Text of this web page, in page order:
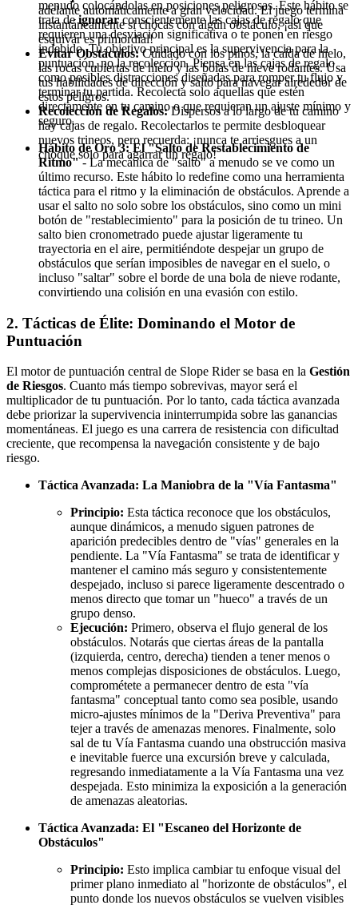
adelante automáticamente a gran velocidad. El juego termina
instantáneamente si chocas con algún obstáculo, ¡así que
esquivar es primordial!
Evitar Obstáculos:Cuidado con los pinos, la caída de hielo,
las rocas cubiertas de hielo y las bolas de nieve rodantes. Usa
tus habilidades de dirección y salto para navegar alrededor de
estos peligros.
Recolección de Regalos:Dispersos a lo largo de tu camino
hay cajas de regalo. Recolectarlos te permite desbloquear
nuevos trineos, pero recuerda: ¡nunca te arriesgues a un
choque solo para agarrar un regalo!
menudo colocándolas en posiciones peligrosas. Este hábito se
trata deignorarconscientemente las cajas de regalo que
requieren una desviación significativa o te ponen en riesgo
indebido. Tu objetivo principal es la supervivencia para la
puntuación, no la recolección. Piensa en las cajas de regalo
como posibles distracciones diseñadas para romper tu flujo y
terminar tu partida. Recolecta solo aquellas que estén
directamente en tu camino o que requieran un ajuste mínimo y
seguro.
Hábito de Oro 3: El "Salto de Restablecimiento de
Ritmo"- La mecánica de "salto" a menudo se ve como un
último recurso. Este hábito lo redefine como una herramienta
táctica para el ritmo y la eliminación de obstáculos. Aprende a
usar el salto no solo sobre los obstáculos, sino como un mini
botón de "restablecimiento" para la posición de tu trineo. Un
salto bien cronometrado puede ajustar ligeramente tu
trayectoria en el aire, permitiéndote despejar un grupo de
obstáculos que serían imposibles de navegar en el suelo, o
incluso "saltar" sobre el borde de una bola de nieve rodante,
convirtiendo una colisión en una evasión con estilo.
2. Tácticas de Élite: Dominando el Motor de
Puntuación
El motor de puntuación central de Slope Rider se basa en la Gestión
de Riesgos. Cuanto más tiempo sobrevivas, mayor será el
multiplicador de tu puntuación. Por lo tanto, cada táctica avanzada
debe priorizar la supervivencia ininterrumpida sobre las ganancias
momentáneas. El juego es una carrera de resistencia con dificultad
creciente, que recompensa la navegación consistente y de bajo
riesgo.
Táctica Avanzada: La Maniobra de la "Vía Fantasma"
Principio: Esta táctica reconoce que los obstáculos,
aunque dinámicos, a menudo siguen patrones de
aparición predecibles dentro de "vías" generales en la
pendiente. La "Vía Fantasma" se trata de identificar y
mantener el camino más seguro y consistentemente
despejado, incluso si parece ligeramente descentrado o
menos directo que tomar un "hueco" a través de un
grupo denso.
Ejecución: Primero, observa el flujo general de los
obstáculos. Notarás que ciertas áreas de la pantalla
(izquierda, centro, derecha) tienden a tener menos o
menos complejas disposiciones de obstáculos. Luego,
comprométete a permanecer dentro de esta "vía
fantasma" conceptual tanto como sea posible, usando
micro-ajustes mínimos de la "Deriva Preventiva" para
tejer a través de amenazas menores. Finalmente, solo
sal de tu Vía Fantasma cuando una obstrucción masiva
e inevitable fuerce una excursión breve y calculada,
regresando inmediatamente a la Vía Fantasma una vez
despejada. Esto minimiza la exposición a la generación
de amenazas aleatorias.
Táctica Avanzada: El "Escaneo del Horizonte de
Obstáculos"
Principio: Esto implica cambiar tu enfoque visual del
primer plano inmediato al "horizonte de obstáculos", el
punto donde los nuevos obstáculos se vuelven visibles